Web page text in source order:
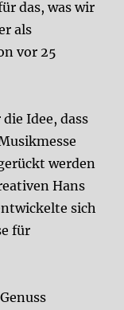
das, was wir
als
vor 25
Idee, dass
werden
Hans
sich
für